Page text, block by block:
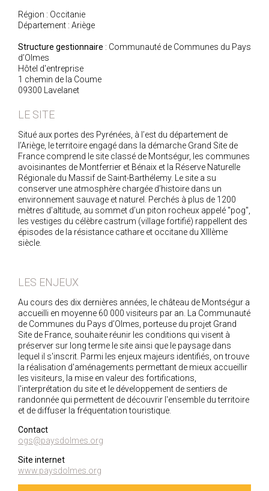
Région : Occitanie
Département : Ariège
Structure gestionnaire : Communauté de Communes du Pays
d’Olmes
Hôtel d'entreprise
1 chemin de la Coume
09300 Lavelanet
LE SITE
Situé aux portes des Pyrénées, à l’est du département de
l’Ariège, le territoire engagé dans la démarche Grand Site de
France comprend le site classé de Montségur, les communes
avoisinantes de Montferrier et Bénaix et la Réserve Naturelle
Régionale du Massif de Saint-Barthélemy. Le site a su
conserver une atmosphère chargée d’histoire dans un
environnement sauvage et naturel. Perchés à plus de 1200
mètres d’altitude, au sommet d’un piton rocheux appelé "pog",
les vestiges du célèbre castrum (village fortifié) rappellent des
épisodes de la résistance cathare et occitane du XIIIème
siècle.
LES ENJEUX
Au cours des dix dernières années, le château de Montségur a
accueilli en moyenne 60 000 visiteurs par an. La Communauté
de Communes du Pays d’Olmes, porteuse du projet Grand
Site de France, souhaite réunir les conditions qui visent à
préserver sur long terme le site ainsi que le paysage dans
lequel il s'inscrit. Parmi les enjeux majeurs identifiés, on trouve
la réalisation d'aménagements permettant de mieux accueillir
les visiteurs, la mise en valeur des fortifications,
l'interprétation du site et le développement de sentiers de
randonnée qui permettent de découvrir l'ensemble du territoire
et de diffuser la fréquentation touristique.
Contact
ogs@paysdolmes.org
Site internet
www.paysdolmes.org